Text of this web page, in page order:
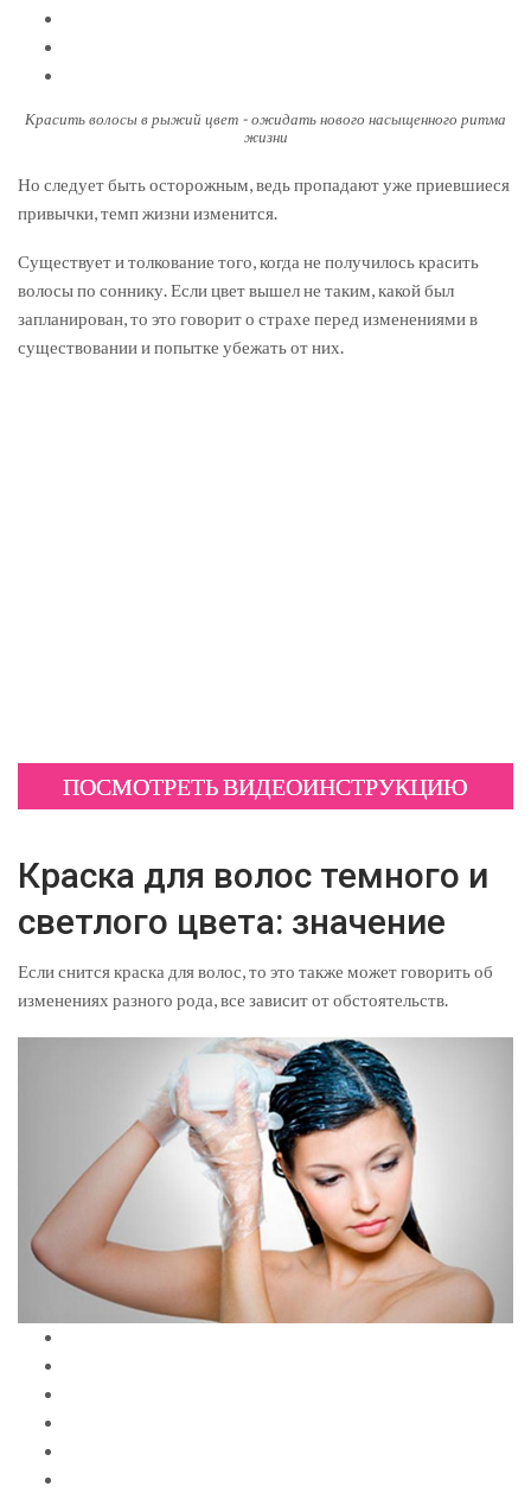
Красить волосы в рыжий цвет - ожидать нового насыщенного ритма
жизни
Но следует быть осторожным, ведь пропадают уже приевшиеся
привычки, темп жизни изменится.
Существует и толкование того, когда не получилось красить
волосы по соннику. Если цвет вышел не таким, какой был
запланирован, то это говорит о страхе перед изменениями в
существовании и попытке убежать от них.
ПОСМОТРЕТЬ ВИДЕОИНСТРУКЦИЮ
Краска для волос темного и
светлого цвета: значение
Если снится краска для волос, то это также может говорить об
изменениях разного рода, все зависит от обстоятельств.